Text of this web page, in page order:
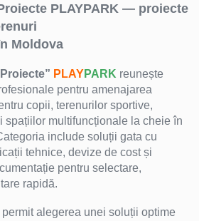
PLAYPARK — proiecte
Moldova
PLAYPARK reunește
pentru amenajarea
copii, terenurilor sportive,
spațiilor multifuncționale la cheie în
include soluții gata cu
tehnice, devize de cost și
pentru selectare,
rapidă.
permit alegerea unei soluții optime